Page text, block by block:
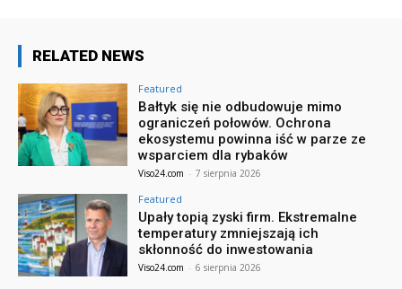
RELATED NEWS
Featured
Bałtyk się nie odbudowuje mimo
ograniczeń połowów. Ochrona
ekosystemu powinna iść w parze ze
wsparciem dla rybaków
Viso24.com - 7 sierpnia 2026
Featured
Upały topią zyski firm. Ekstremalne
temperatury zmniejszają ich
skłonność do inwestowania
Viso24.com - 6 sierpnia 2026